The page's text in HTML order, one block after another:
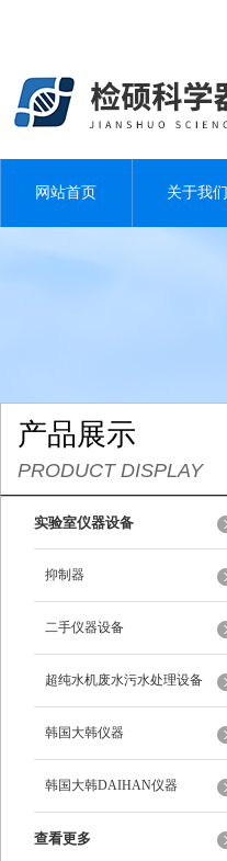
网站首页 关于我们
产品展示
PRODUCT DISPLAY
实验室仪器设备
抑制器
二手仪器设备
超纯水机废水污水处理设备
韩国大韩仪器
韩国大韩DAIHAN仪器
查看更多